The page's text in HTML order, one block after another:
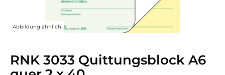
Abbildung ähnlich
RNK 3033 Quittungsblock A6